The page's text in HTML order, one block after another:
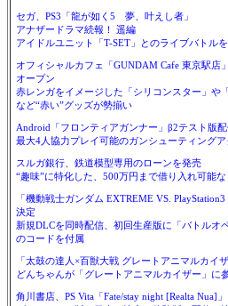
セガ、PS3「龍が如く5 夢、叶えし者」
アナザードラマ続報！ 遥編
アイドルユニット「T-SET」とのライブバトル
オフィシャルカフェ「GUNDAM Cafe 東京駅店
オープン
赤レンガをイメージした「シリコンスター」や
など“赤い”グッズが勢揃い
Android「フロンティアガンナー」β2テスト版
最大4人協力プレイ可能のガンシューティングア
スルガ銀行、鉄道模型専用のローンを発売
“趣味”に特化した、500万円まで借り入れ可能な
「機動戦士ガンダム EXTREME VS. PlayStation3
決定
新規DLCを同時配信、初回生産版に「バトルオ
のコードを付属
「太鼓の達人×百獣大戦 グレートアニマルカイ
どんちゃんが「グレートアニマルカイザー」に
角川書店、PS Vita「Fate/stay night [Realta Nua]」